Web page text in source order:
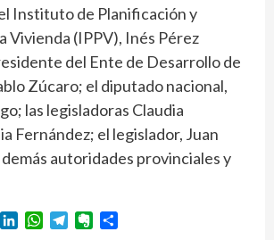
Instituto de Planificación y
Vivienda (IPPV), Inés Pérez
del Ente de Desarrollo de
Zúcaro; el diputado nacional,
las legisladoras Claudia
Fernández; el legislador, Juan
autoridades provinciales y
PinterestLinkedInWhatsApp
TelegramEvernote